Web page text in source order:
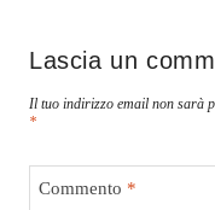
Lascia un
Il tuo indirizzo email non sarà
*
Commento *